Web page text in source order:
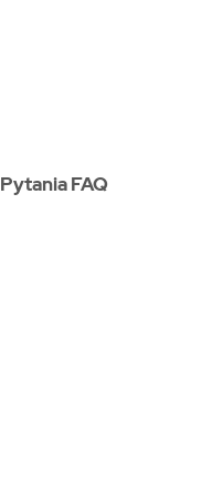
Pytania FAQ